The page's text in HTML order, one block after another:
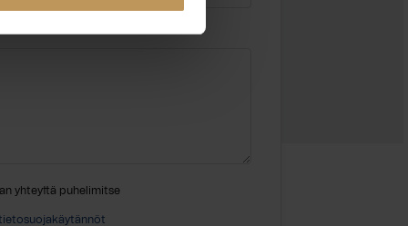
yhteyttä puhelimitse